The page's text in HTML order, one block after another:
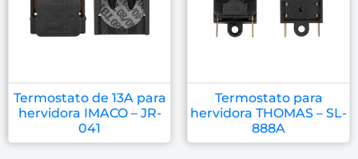
Termostato de 13A para
hervidora IMACO – JR-
041
Termostato para
hervidora THOMAS – SL-
888A